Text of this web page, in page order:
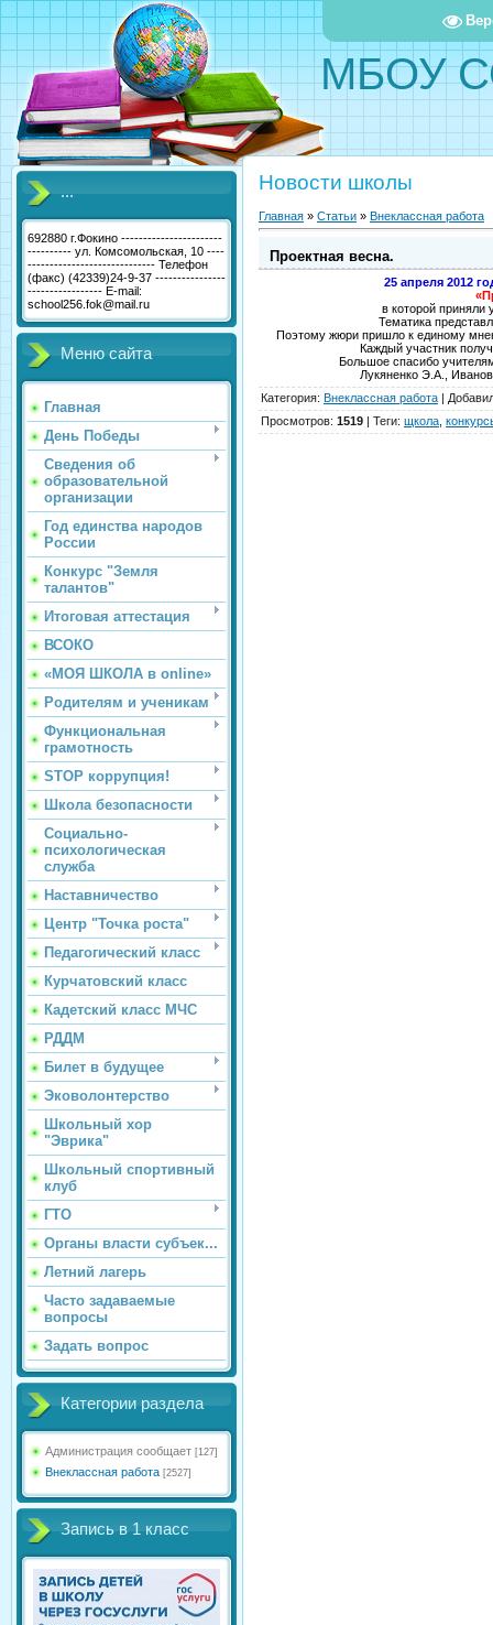
МБОУ
...
692880 г.Фокино -----------------------
---------- ул. Комсомольская, 10 ----
----------------------------- Телефон
(факс) (42339)24-9-37 ----------------
----------------- E-mail:
school256.fok@mail.ru
Меню сайта
Главная
День Победы
Сведения об
образовательной
организации
Год единства народов
России
Конкурс "Земля
талантов"
Итоговая аттестация
ВСОКО
«МОЯ ШКОЛА в online»
Родителям и ученикам
Функциональная
грамотность
STOP коррупция!
Школа безопасности
Социально-
психологическая
служба
Наставничество
Центр "Точка роста"
Педагогический класс
Курчатовский класс
Кадетский класс МЧС
РДДМ
Билет в будущее
Эковолонтерство
Школьный хор
"Эврика"
Школьный спортивный
клуб
ГТО
Органы власти субъек...
Летний лагерь
Часто задаваемые
вопросы
Задать вопрос
Категории раздела
Администрация сообщает [127]
Внеклассная работа [2527]
Запись в 1 класс
Новости школы
Главная » Статьи » Внеклассная работа
Проектная весна.
25 апреля 2012
в которой приняли
Тематика
Поэтому жюри пришло к единому
Каждый участник
Большое спасибо
Лукяненко Э.А.,
Категория: Внеклассная работа |
Просмотров: 1519 | Теги: щкола